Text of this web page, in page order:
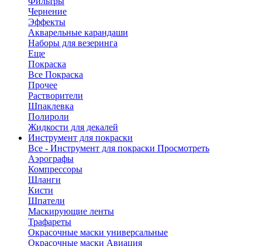
Чернение
Эффекты
Акварельные карандаши
Наборы для везеринга
Еще
Покраска
Все Покраска
Прочее
Растворители
Шпаклевка
Полироли
Жидкости для декалей
Инструмент для покраски
Все - Инструмент для покраски Просмотреть
Аэрографы
Компрессоры
Шланги
Кисти
Шпатели
Маскирующие ленты
Трафареты
Окрасочные маски универсальные
Окрасочные маски Авиация